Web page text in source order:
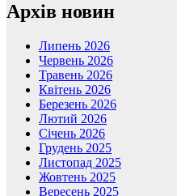
Архів новин
Липень 2026
Червень 2026
Травень 2026
Квітень 2026
Березень 2026
Лютий 2026
Січень 2026
Грудень 2025
Листопад 2025
Жовтень 2025
Вересень 2025